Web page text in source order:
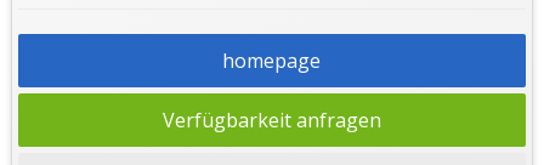
homepage
Verfügbarkeit anfragen